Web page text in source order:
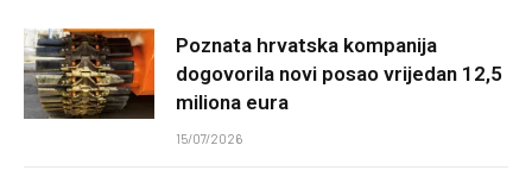
Poznata hrvatska kompanija
dogovorila novi posao vrijedan 12,5
miliona eura
15/07/2026